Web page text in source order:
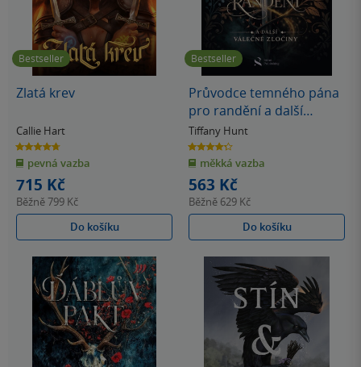
Bestseller
Zlatá krev
Callie Hart
4.7
z
5
hvězdiček
pevná vazba
715 Kč
Běžně799 Kč
Do košíku
Bestseller
Průvodce temného pána
pro randění a další
válečné zločiny
Tiffany Hunt
4.3
z
5
hvězdiček
měkká vazba
563 Kč
Běžně 629 Kč
Do košíku